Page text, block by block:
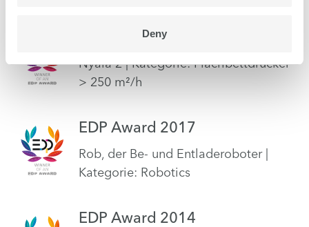
Deny
EDP Award 2017
Nyala 2 | Kategorie: Flachbettdrucker
> 250 m²/h
EDP Award 2017
Rob, der Be- und Entladeroboter |
Kategorie: Robotics
EDP Award 2014